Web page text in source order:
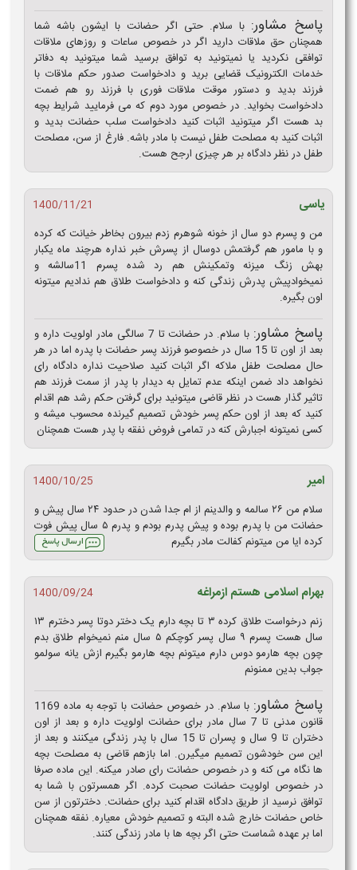
پاسخ مشاور: با سلام. حتی اگر حضانت با ایشون باشه شما
همچنان حق ملاقات دارید اگر در خصوص ساعات و روزهای ملاقات
توافقی نکردید یا نمیتونید به توافق برسید شما میتونید به دفاتر
خدمات الکترونیک قضایی برید و دادخواست صدور حکم ملاقات با
فرزند بدید و دستور موقت ملاقات فوری با فرزند رو هم ضمت
دادخواست بخواید. در خصوص مورد دوم که می فرمایید شرایط بچه
بد هست اگر میتونید اثبات کنید دادخواست سلب حضانت بدید و
اثبات کنید به مصلحت طفل نیست با مادر باشه. فارغ از سن، مصلحت
طفل در نظر دادگاه بر هر چیزی ارجح هست.
یاسی
1400/11/21
من و پسرم دو سال از خونه شوهرم زدم بیرون بخاطر خیانت که کرده
و با مامور هم گرفتمش دوسال از پسرش خبر نداره هرچند ماه یکبار
بهش زنگ میزنه وتمکینش هم رد شده پسرم 11سالشه و
نمیخوادپیش پدرش زندگی کنه و دادخواست طلاق هم ندادیم میتونه
اون بگیره.
پاسخ مشاور:
با سلام. در حضانت تا 7 سالگی مادر اولویت داره و
بعد از اون تا 15 سال در خصوصو فرزند پسر حضانت با پدره اما در هر
حال مصلحت طفل ملاکه اگر اثبات کنید صلاحیت نداره دادگاه رای
نخواهد داد ضمن اینکه عدم تمایل به دیدار با پدر از سمت فرزند هم
تاثیر گذار هست در نظر قاضی میتونید برای گرفتن حکم رشد هم اقدام
کنید که بعد از اون حکم پسر خودش تصمیم گیرنده محسوب میشه و
کسی نمیتونه اجبارش کنه در تمامی فروض نفقه با پدر هست همچنان
امیر
1400/10/25
سلام من ۲۶ سالمه و والدینم از ام جدا شدن در حدود ۲۴ سال پیش و
حضانت من با پدرم بوده و پیش پدرم بودم و پدرم ۵ سال پیش فوت
کرده ایا من میتونم کفالت مادر بگیرم
بهرام اسلامی هستم ازمراغه
1400/09/24
زنم درخواست طلاق کرده ۳ تا بچه دارم یک دختر دوتا پسر دخترم ۱۳
سال هست پسرم ۹ سال پسر کوچکم ۵ سال منم نمیخوام طلاق بدم
چون بچه هارمو دوس دارم میتونم بچه هارمو بگیرم ازش یانه سولمو
جواب بدین ممنونم
پاسخ مشاور:
با سلام. در خصوص حضانت با توجه به ماده 1169
قانون مدنی تا 7 سال مادر برای حضانت اولویت داره و بعد از اون
دختران تا 9 سال و پسران تا 15 سال با پدر زندگی میکنند و بعد از
این سن خودشون تصمیم میگیرن. اما بازهم قاضی به مصلحت بچه
ها نگاه می کنه و در خصوص حضانت رای صادر میکنه. این ماده صرفا
در خصوص اولویت حضانت صحبت کرده. اگر همسرتون با شما به
توافق نرسید از طریق دادگاه اقدام کنید برای حضانت. دخترتون از سن
خاص حضانت خارج شده البته و تصمیم خودش معیاره. نفقه همچنان
اما بر عهده شماست حتی اگر بچه ها با مادر زندگی کنند.